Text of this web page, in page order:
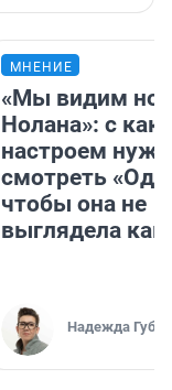
МНЕНИЕ
«Мы видим
Нолана»: с
настроем
смотреть
чтобы она не
выглядела как
Надежда